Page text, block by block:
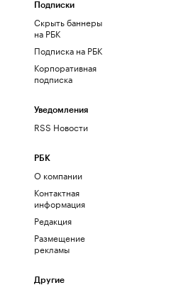
Подписки
Скрыть баннеры
на РБК
Подписка на РБК
Корпоративная
подписка
Уведомления
RSS Новости
РБК
О компании
Контактная
информация
Редакция
Размещение
рекламы
Другие